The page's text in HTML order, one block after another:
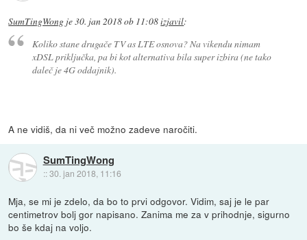
SumTingWong je30. jan 2018 ob 11:08izjavil:
Koliko stane drugače TV as LTE osnova? Na vikendu nimam
xDSL priključka, pa bi kot alternativa bila super izbira (ne tako
daleč je 4G oddajnik).
A ne vidiš, da ni več možno zadeve naročiti.
SumTingWong
::30. jan 2018, 11:16
Mja, se mi je zdelo, da bo to prvi odgovor. Vidim, saj je le par
centimetrov bolj gor napisano. Zanima me za v prihodnje, sigurno
bo še kdaj na voljo.